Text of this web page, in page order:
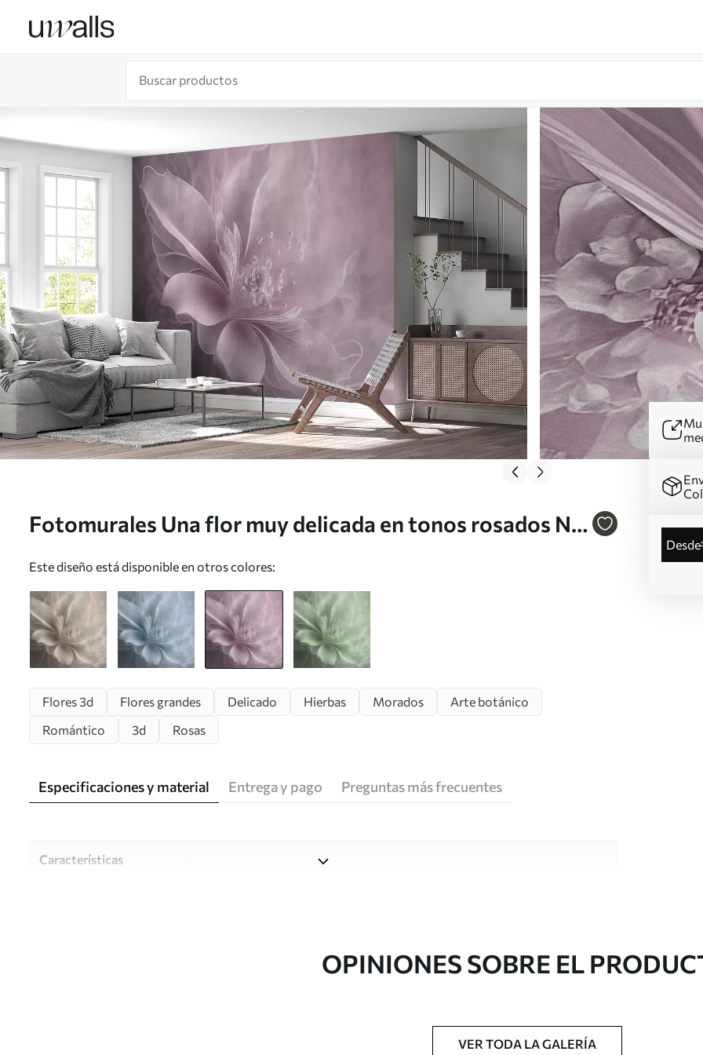
Fotomurales Una flor muy delicada en tonos rosados Nr.
Este diseño está disponible en otros colores:
desde
Flores 3d Flores grandes Delicado Hierbas Morados
Arte botánico
Romántico
3d Rosas
Especificaciones y material Entrega y pago Preguntas más frecuentes
Características
Estudio de diseño Uwalls
Impreso bajo pedido y entregado en rollos de hasta 50 cm de ancho.
OPINIONES SOBRE EL
VER TODA LA GALERÍA